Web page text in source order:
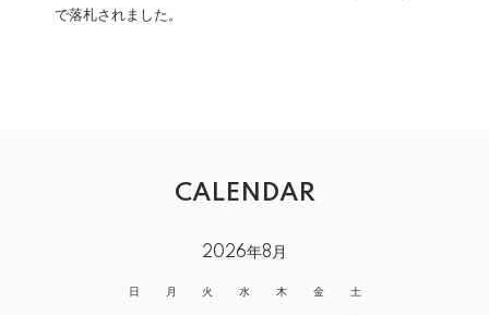
で落札されました。
CALENDAR
2026年8月
日 月 火 水 木 金 土